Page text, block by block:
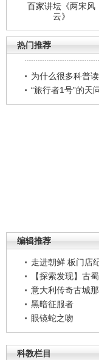
百家讲坛《两宋风
云》
热门推荐
为什么很多科普
“旅行者1号”的天
编辑推荐
走进朝鲜 板门店
【探索发现】古
意大利传奇古城
黑暗征服者
眼镜蛇之吻
科教栏目